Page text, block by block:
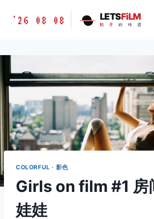
胶
LETSFILM
'26 08 08 LETSFiLM
胶 片 的 味 道
COLORFUL · 影色
Girls on film #1 房
娃娃